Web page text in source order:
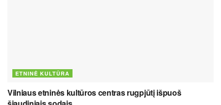
ETNINĖ KULTŪRA
Vilniaus etninės kultūros centras rugpjūtį išpuoš